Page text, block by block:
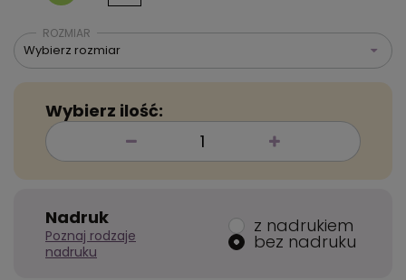
ROZMIAR
Wybierz rozmiar
Wybierz ilość:
Nadruk
Poznaj rodzaje
nadruku
z nadrukiem
bez nadruku